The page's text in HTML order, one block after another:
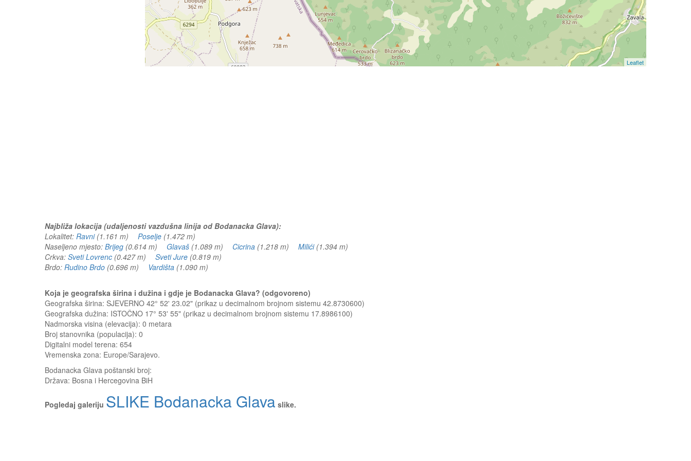
Leaflet
Najbliža lokacija (udaljenosti vazdušna linija od Bodanacka Glava):
Lokalitet: Ravni(1.161 m) Poselje (1.472 m)
Naseljeno mjesto: Brijeg (0.614 m) Glavaš (1.089 m) Cicrina (1.218 m) Milići(1.394 m)
Crkva: Sveti Lovrenc (0.427 m) Sveti Jure (0.819 m)
Brdo: Rudino Brdo (0.696 m) Vardišta (1.090 m)
Koja je geografska širina i dužina i gdje je Bodanacka Glava? (odgovoreno)
Geografska širina: SJEVERNO 42° 52' 23.02" (prikaz u decimalnom brojnom sistemu 42.8730600)
Geografska dužina: ISTOČNO 17° 53' 55" (prikaz u decimalnom brojnom sistemu 17.8986100)
Nadmorska visina (elevacija): 0 metara
Broj stanovnika (populacija): 0
Digitalni model terena: 654
Vremenska zona: Europe/Sarajevo.
Bodanacka Glava poštanski broj:
Država: Bosna i Hercegovina BiH
Pogledaj galeriju SLIKE Bodanacka Glava slike.